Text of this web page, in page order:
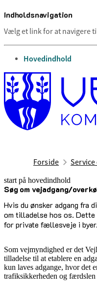
Indholdsnavigation
Vælg et link for at navigere
gå til
Hovedindhold
Forside
start på hovedindhold
Søg om vejadgang/
Hvis du ønsker adgang fra
om tilladelse hos os.
for private fællesveje i byer.
senest opdateret 14. august
Som vejmyndighed er det
tilladelse til at etablere en
kun laves adgange, hvor det
trafiksikkerheden og færdslen